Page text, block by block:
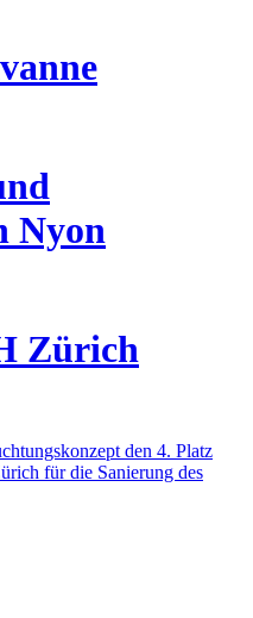
Nyon
Zürich
den 4. Platz
für die Sanierung des